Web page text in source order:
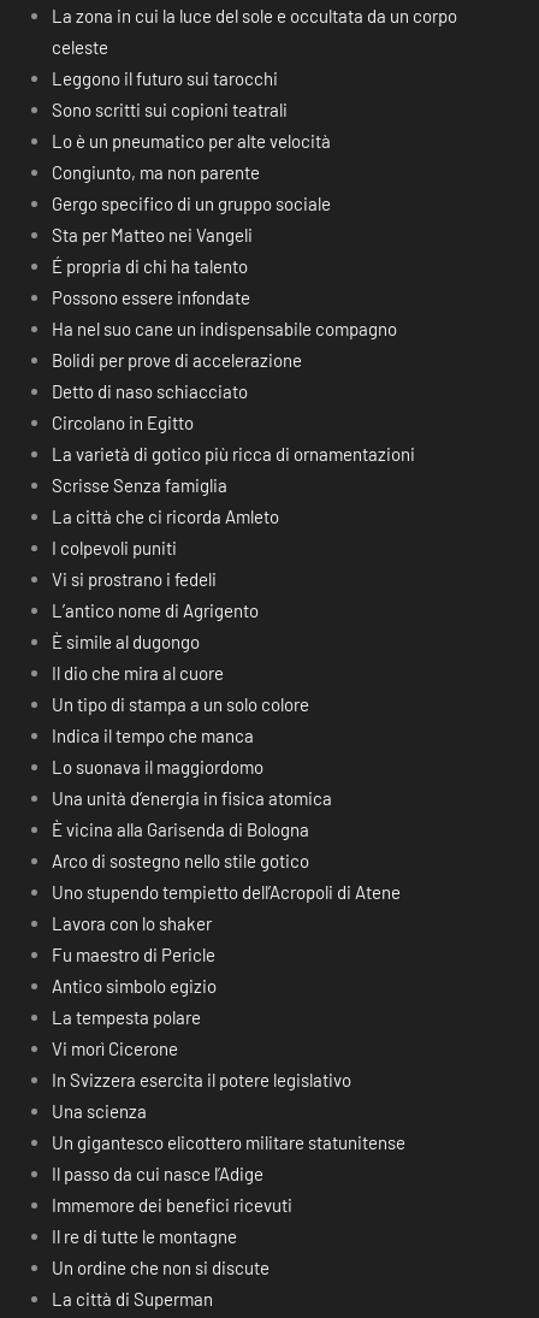
La zona in cui la luce del sole e occultata da un corpo
celeste
Leggono il futuro sui tarocchi
Sono scritti sui copioni teatrali
Lo è un pneumatico per alte velocità
Congiunto, ma non parente
Gergo specifico di un gruppo sociale
Sta per Matteo nei Vangeli
É propria di chi ha talento
Possono essere infondate
Ha nel suo cane un indispensabile compagno
Bolidi per prove di accelerazione
Detto di naso schiacciato
Circolano in Egitto
La varietà di gotico più ricca di ornamentazioni
Scrisse Senza famiglia
La città che ci ricorda Amleto
I colpevoli puniti
Vi si prostrano i fedeli
L’antico nome di Agrigento
È simile al dugongo
Il dio che mira al cuore
Un tipo di stampa a un solo colore
Indica il tempo che manca
Lo suonava il maggiordomo
Una unità d’energia in fisica atomica
È vicina alla Garisenda di Bologna
Arco di sostegno nello stile gotico
Uno stupendo tempietto dell’Acropoli di Atene
Lavora con lo shaker
Fu maestro di Pericle
Antico simbolo egizio
La tempesta polare
Vi morì Cicerone
In Svizzera esercita il potere legislativo
Una scienza
Un gigantesco elicottero militare statunitense
Il passo da cui nasce l’Adige
Immemore dei benefici ricevuti
Il re di tutte le montagne
Un ordine che non si discute
La città di Superman